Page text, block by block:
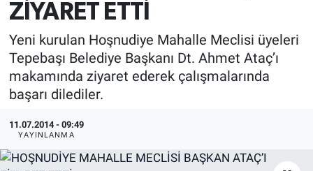
ZİYARET ETTİ
Yeni kurulan Hoşnudiye Mahalle Meclisi üyeleri
Tepebaşı Belediye Başkanı Dt. Ahmet Ataç’ı
makamında ziyaret ederek çalışmalarında
başarı dilediler.
11.07.2014 - 09:49
YAYINLANMA
Dünya
Sağlık
Röportaj
Ekonomi
Son Dakika Haberleri
Haber Arşivi